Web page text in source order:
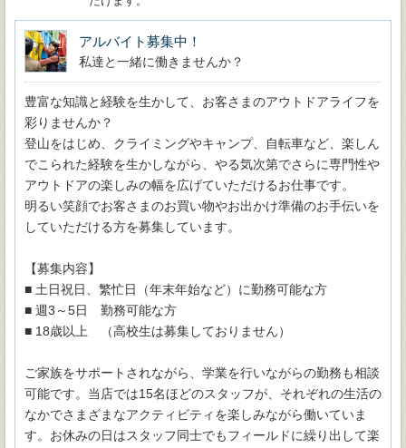
アルバイト募集中！
私達と一緒に働きませんか？
豊富な知識と経験を生かして、お客さまのアウトドアライフを
彩りませんか？
登山をはじめ、クライミングやキャンプ、自転車など、楽しん
でこられた経験を生かしながら、やる気次第でさらに専門性や
アウトドアの楽しみの幅を広げていただけるお仕事です。
明るい笑顔でお客さまのお買い物やお出かけ準備のお手伝いを
していただける方を募集しています。
【募集内容】
■ 土日祝日、繁忙日（年末年始など）に勤務可能な方
■ 週3～5日 勤務可能な方
■ 18歳以上 （高校生は募集しておりません）
ご家族をサポートされながら、学業を行いながらの勤務も相談
可能です。当店では15名ほどのスタッフが、それぞれの生活の
なかでさまざまなアクティビティを楽しみながら働いていま
す。お休みの日はスタッフ同士でもフィールドに繰り出して楽